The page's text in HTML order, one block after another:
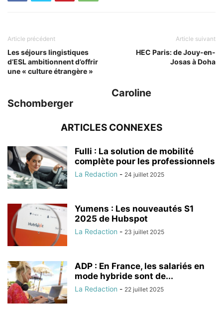
Article précédent
Les séjours lingistiques
d’ESL ambitionnent d’offrir
une « culture étrangère »
Article suivant
HEC Paris: de Jouy-en-
Josas à Doha
Caroline
Schomberger
ARTICLES CONNEXES
Fulli : La solution de mobilité
complète pour les professionnels
La Redaction - 24 juillet 2025
Yumens : Les nouveautés S1
2025 de Hubspot
La Redaction - 23 juillet 2025
ADP : En France, les salariés en
mode hybride sont de...
La Redaction - 22 juillet 2025